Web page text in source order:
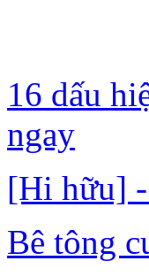
16 dấu
ngay
[Hi hữu] -
Bê tông